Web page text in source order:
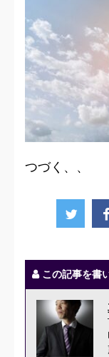
つづく、、
この記事を書